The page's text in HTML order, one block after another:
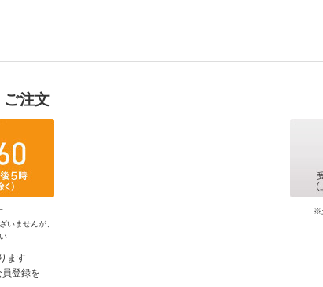
ご注文
いませんが、
ます
登録を
※